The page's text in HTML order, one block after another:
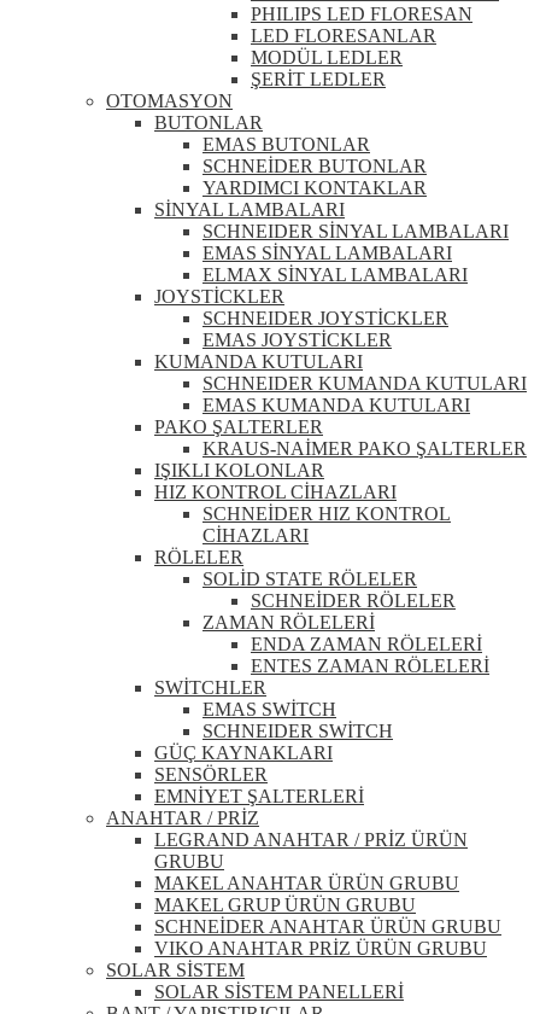
PHILIPS LED FLORESAN
LED FLORESANLAR
MODÜL LEDLER
ŞERİT LEDLER
OTOMASYON
BUTONLAR
EMAS BUTONLAR
SCHNEİDER BUTONLAR
YARDIMCI KONTAKLAR
SİNYAL LAMBALARI
SCHNEIDER SİNYAL LAMBALARI
EMAS SİNYAL LAMBALARI
ELMAX SİNYAL LAMBALARI
JOYSTİCKLER
SCHNEIDER JOYSTİCKLER
EMAS JOYSTİCKLER
KUMANDA KUTULARI
SCHNEIDER KUMANDA KUTULARI
EMAS KUMANDA KUTULARI
PAKO ŞALTERLER
KRAUS-NAİMER PAKO ŞALTERLER
IŞIKLI KOLONLAR
HIZ KONTROL CİHAZLARI
SCHNEİDER HIZ KONTROL
CİHAZLARI
RÖLELER
SOLİD STATE RÖLELER
SCHNEİDER RÖLELER
ZAMAN RÖLELERİ
ENDA ZAMAN RÖLELERİ
ENTES ZAMAN RÖLELERİ
SWİTCHLER
EMAS SWİTCH
SCHNEIDER SWİTCH
GÜÇ KAYNAKLARI
SENSÖRLER
EMNİYET ŞALTERLERİ
ANAHTAR / PRİZ
LEGRAND ANAHTAR / PRİZ ÜRÜN
GRUBU
MAKEL ANAHTAR ÜRÜN GRUBU
MAKEL GRUP ÜRÜN GRUBU
SCHNEİDER ANAHTAR ÜRÜN GRUBU
VIKO ANAHTAR PRİZ ÜRÜN GRUBU
SOLAR SİSTEM
SOLAR SİSTEM PANELLERİ